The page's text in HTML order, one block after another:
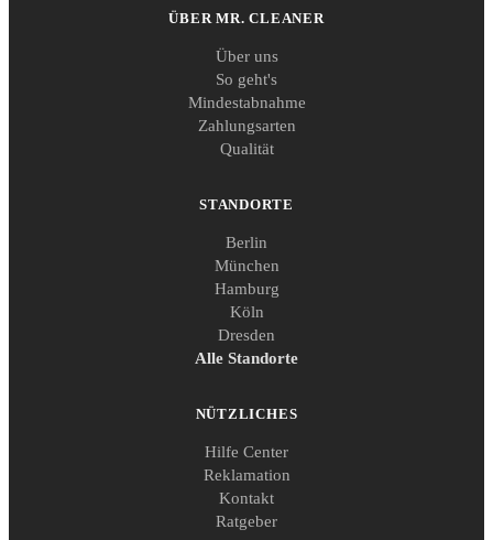
ÜBER MR. CLEANER
Über uns
So geht's
Mindestabnahme
Zahlungsarten
Qualität
STANDORTE
Berlin
München
Hamburg
Köln
Dresden
Alle Standorte
NÜTZLICHES
Hilfe Center
Reklamation
Kontakt
Ratgeber